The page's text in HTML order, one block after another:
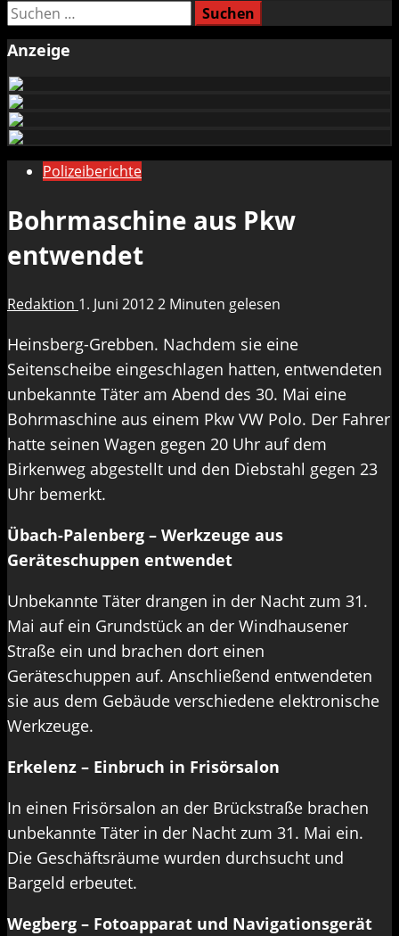
Suchen
Anzeige
Polizeiberichte
Bohrmaschine aus Pkw
entwendet
Redaktion 1. Juni 20122 Minuten gelesen
Heinsberg-Grebben. Nachdem sie eine
Seitenscheibe eingeschlagen hatten, entwendeten
unbekannte Täter am Abend des 30. Mai eine
Bohrmaschine aus einem Pkw VW Polo. Der Fahrer
hatte seinen Wagen gegen 20 Uhr auf dem
Birkenweg abgestellt und den Diebstahl gegen 23
Uhr bemerkt.
Übach-Palenberg – Werkzeuge aus
Geräteschuppen entwendet
Unbekannte Täter drangen in der Nacht zum 31.
Mai auf ein Grundstück an der Windhausener
Straße ein und brachen dort einen
Geräteschuppen auf. Anschließend entwendeten
sie aus dem Gebäude verschiedene elektronische
Werkzeuge.
Erkelenz – Einbruch in Frisörsalon
In einen Frisörsalon an der Brückstraße brachen
unbekannte Täter in der Nacht zum 31. Mai ein.
Die Geschäftsräume wurden durchsucht und
Bargeld erbeutet.
Wegberg – Fotoapparat und Navigationsgerät